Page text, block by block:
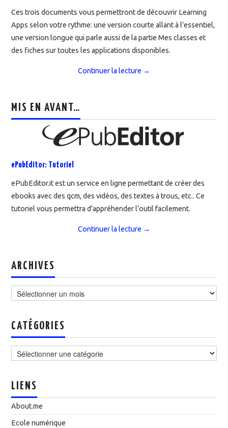
Ces trois documents vous permettront de découvrir Learning
Apps selon votre rythme: une version courte allant à l’essentiel,
une version longue qui parle aussi de la partie Mes classes et
des fiches sur toutes les applications disponibles.
Continuer la lecture →
MIS EN AVANT…
ePubEditor: Tutoriel
ePubEditor.it est un service en ligne permettant de créer des
ebooks avec des qcm, des vidéos, des textes à trous, etc.. Ce
tutoriel vous permettra d’appréhender l’outil facilement.
Continuer la lecture →
ARCHIVES
CATÉGORIES
LIENS
About.me
Ecole numérique